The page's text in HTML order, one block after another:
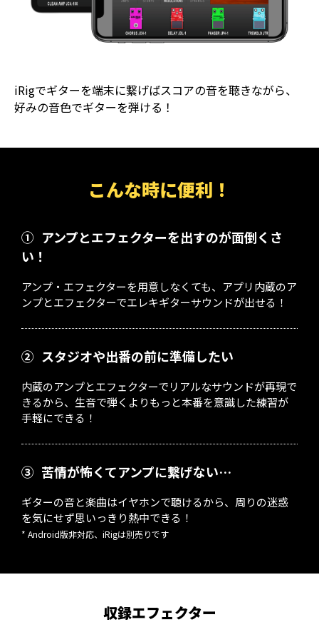
iRigでギターを端末に繋げばスコアの音を聴きながら、
好みの音色でギターを弾ける！
こんな時に便利！
① アンプとエフェクターを出すのが面倒くさ
い！
アンプ・エフェクターを用意しなくても、アプリ内蔵のア
ンプとエフェクターでエレキギターサウンドが出せる！
② スタジオや出番の前に準備したい
内蔵のアンプとエフェクターでリアルなサウンドが再現で
きるから、生音で弾くよりもっと本番を意識した練習が
手軽にできる！
③ 苦情が怖くてアンプに繋げない…
ギターの音と楽曲はイヤホンで聴けるから、周りの迷惑
を気にせず思いっきり熱中できる！
* Android版非対応、iRigは別売りです
収録エフェクター